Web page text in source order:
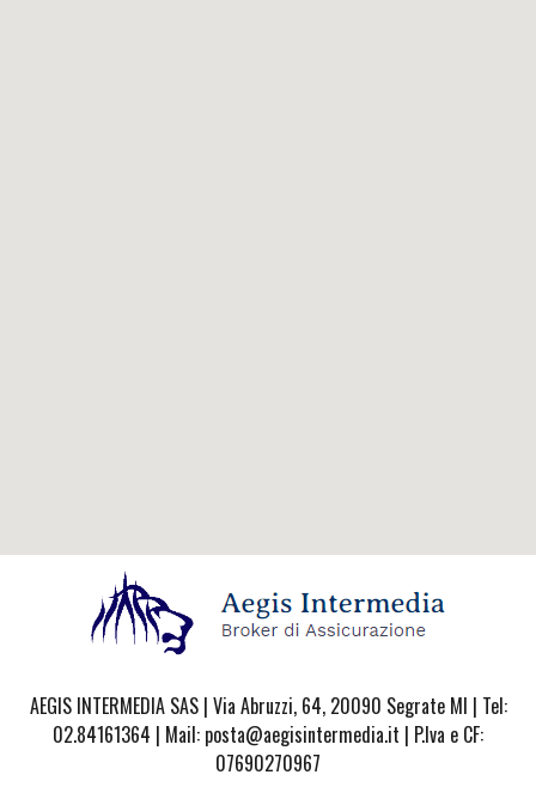
AEGIS INTERMEDIA SAS | Via Abruzzi, 64, 20090 Segrate MI | Tel:
02.84161364 | Mail: posta@aegisintermedia.it | P.Iva e CF:
07690270967